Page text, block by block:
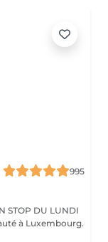
995
STOP DU LUNDI